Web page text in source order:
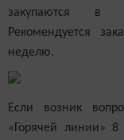
закупаются в
Рекомендуется
неделю.
Если возник
«Горячей линии»